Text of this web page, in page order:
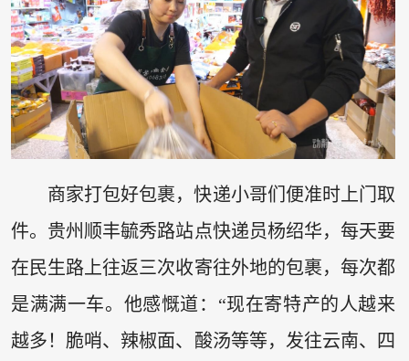
商家打包好包裹，快递小哥们便准时上门取
件。贵州顺丰毓秀路站点快递员杨绍华，每天要
在民生路上往返三次收寄往外地的包裹，每次都
是满满一车。他感慨道：“现在寄特产的人越来
越多！脆哨、辣椒面、酸汤等等，发往云南、四